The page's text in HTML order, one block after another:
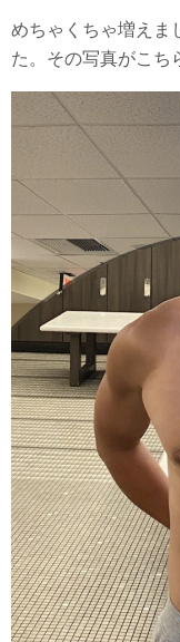
めちゃくちゃ増えま
た。その写真がこち